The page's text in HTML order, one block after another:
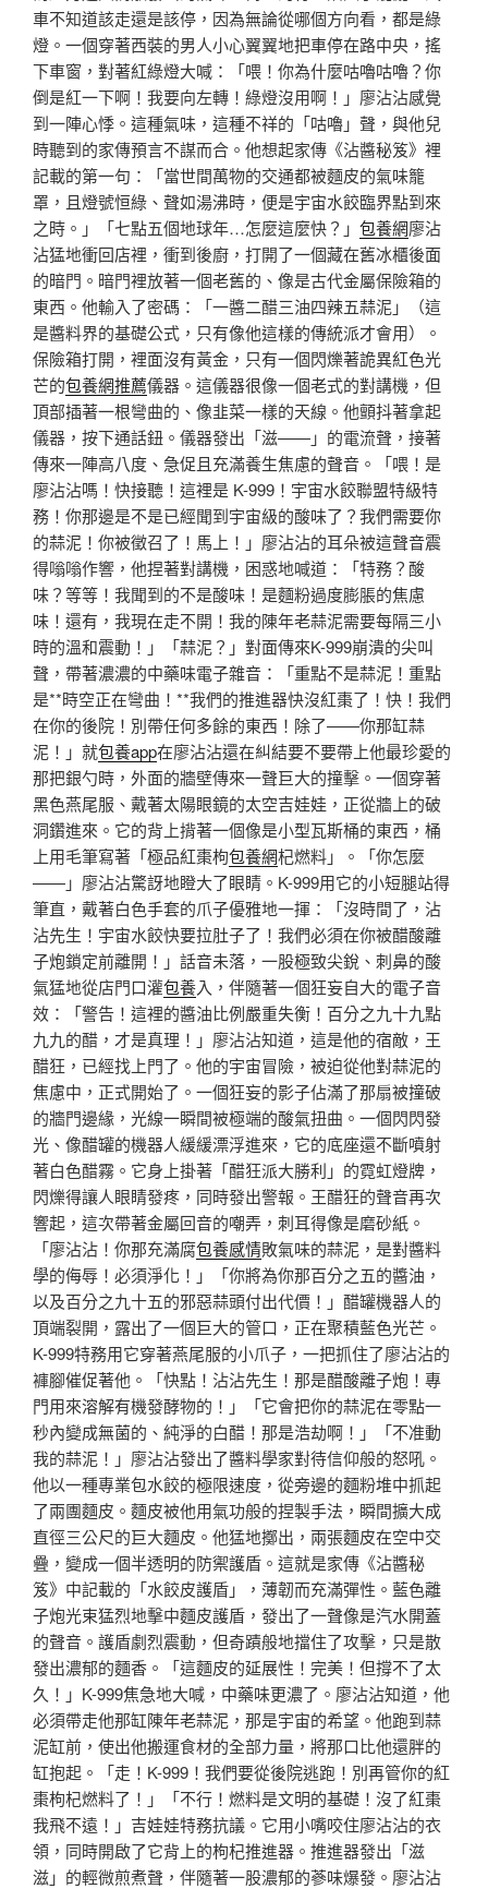
車不知道該走還是該停，因為無論從哪個方向看，都是綠
燈。一個穿著西裝的男人小心翼翼地把車停在路中央，搖
下車窗，對著紅綠燈大喊：「喂！你為什麼咕嚕咕嚕？你
倒是紅一下啊！我要向左轉！綠燈沒用啊！」廖沾沾感覺
到一陣心悸。這種氣味，這種不祥的「咕嚕」聲，與他兒
時聽到的家傳預言不謀而合。他想起家傳《沾醬秘笈》裡
記載的第一句：「當世間萬物的交通都被麵皮的氣味籠
罩，且燈號恒綠、聲如湯沸時，便是宇宙水餃臨界點到來
之時。」「七點五個地球年…怎麼這麼快？」 包養網廖沾
沾猛地衝回店裡，衝到後廚，打開了一個藏在舊冰櫃後面
的暗門。暗門裡放著一個老舊的、像是古代金屬保險箱的
東西。他輸入了密碼：「一醬二醋三油四辣五蒜泥」（這
是醬料界的基礎公式，只有像他這樣的傳統派才會用）。
保險箱打開，裡面沒有黃金，只有一個閃爍著詭異紅色光
芒的包養網推薦儀器。這儀器很像一個老式的對講機，但
頂部插著一根彎曲的、像韭菜一樣的天線。他顫抖著拿起
儀器，按下通話鈕。儀器發出「滋——」的電流聲，接著
傳來一陣高八度、急促且充滿養生焦慮的聲音。「喂！是
廖沾沾嗎！快接聽！這裡是 K-999！宇宙水餃聯盟特級特
務！你那邊是不是已經聞到宇宙級的酸味了？我們需要你
的蒜泥！你被徵召了！馬上！」廖沾沾的耳朵被這聲音震
得嗡嗡作響，他捏著對講機，困惑地喊道：「特務？酸
味？等等！我聞到的不是酸味！是麵粉過度膨脹的焦慮
味！還有，我現在走不開！我的陳年老蒜泥需要每隔三小
時的溫和震動！」「蒜泥？」對面傳來K-999崩潰的尖叫
聲，帶著濃濃的中藥味電子雜音：「重點不是蒜泥！重點
是**時空正在彎曲！**我們的推進器快沒紅棗了！快！我們
在你的後院！別帶任何多餘的東西！除了——你那缸蒜
泥！」就包養app在廖沾沾還在糾結要不要帶上他最珍愛的
那把銀勺時，外面的牆壁傳來一聲巨大的撞擊。一個穿著
黑色燕尾服、戴著太陽眼鏡的太空吉娃娃，正從牆上的破
洞鑽進來。它的背上揹著一個像是小型瓦斯桶的東西，桶
上用毛筆寫著「極品紅棗枸包養網杞燃料」。「你怎麼
——」廖沾沾驚訝地瞪大了眼睛。K-999用它的小短腿站得
筆直，戴著白色手套的爪子優雅地一揮：「沒時間了，沾
沾先生！宇宙水餃快要拉肚子了！我們必須在你被醋酸離
子炮鎖定前離開！」話音未落，一股極致尖銳、刺鼻的酸
氣猛地從店門口灌包養入，伴隨著一個狂妄自大的電子音
效：「警告！這裡的醬油比例嚴重失衡！百分之九十九點
九九的醋，才是真理！」廖沾沾知道，這是他的宿敵，王
醋狂，已經找上門了。他的宇宙冒險，被迫從他對蒜泥的
焦慮中，正式開始了。一個狂妄的影子佔滿了那扇被撞破
的牆門邊緣，光線一瞬間被極端的酸氣扭曲。一個閃閃發
光、像醋罐的機器人緩緩漂浮進來，它的底座還不斷噴射
著白色醋霧。它身上掛著「醋狂派大勝利」的霓虹燈牌，
閃爍得讓人眼睛發疼，同時發出警報。王醋狂的聲音再次
響起，這次帶著金屬回音的嘲弄，刺耳得像是磨砂紙。
「廖沾沾！你那充滿腐包養感情敗氣味的蒜泥，是對醬料
學的侮辱！必須淨化！」「你將為你那百分之五的醬油，
以及百分之九十五的邪惡蒜頭付出代價！」醋罐機器人的
頂端裂開，露出了一個巨大的管口，正在聚積藍色光芒。
K-999特務用它穿著燕尾服的小爪子，一把抓住了廖沾沾的
褲腳催促著他。「快點！沾沾先生！那是醋酸離子炮！專
門用來溶解有機發酵物的！」「它會把你的蒜泥在零點一
秒內變成無菌的、純淨的白醋！那是浩劫啊！」「不准動
我的蒜泥！」廖沾沾發出了醬料學家對待信仰般的怒吼。
他以一種專業包水餃的極限速度，從旁邊的麵粉堆中抓起
了兩團麵皮。麵皮被他用氣功般的捏製手法，瞬間擴大成
直徑三公尺的巨大麵皮。他猛地擲出，兩張麵皮在空中交
疊，變成一個半透明的防禦護盾。這就是家傳《沾醬秘
笈》中記載的「水餃皮護盾」，薄韌而充滿彈性。藍色離
子炮光束猛烈地擊中麵皮護盾，發出了一聲像是汽水開蓋
的聲音。護盾劇烈震動，但奇蹟般地擋住了攻擊，只是散
發出濃郁的麵香。「這麵皮的延展性！完美！但撐不了太
久！」K-999焦急地大喊，中藥味更濃了。廖沾沾知道，他
必須帶走他那缸陳年老蒜泥，那是宇宙的希望。他跑到蒜
泥缸前，使出他搬運食材的全部力量，將那口比他還胖的
缸抱起。「走！K-999！我們要從後院逃跑！別再管你的紅
棗枸杞燃料了！」「不行！燃料是文明的基礎！沒了紅棗
我飛不遠！」吉娃娃特務抗議。它用小嘴咬住廖沾沾的衣
領，同時開啟了它背上的枸杞推進器。推進器發出「滋
滋」的輕微煎煮聲，伴隨著一股濃郁的蔘味爆發。廖沾沾